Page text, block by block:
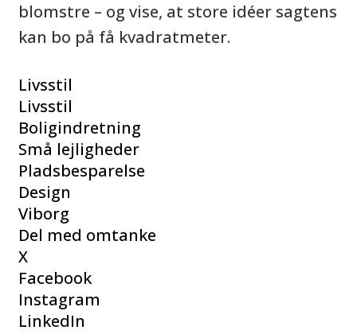
blomstre – og vise, at store idéer sagtens
kan bo på få kvadratmeter.
Livsstil
Livsstil
Boligindretning
Små lejligheder
Pladsbesparelse
Design
Viborg
Del med omtanke
X
Facebook
Instagram
LinkedIn